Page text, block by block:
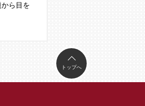
ら目を
トップへ